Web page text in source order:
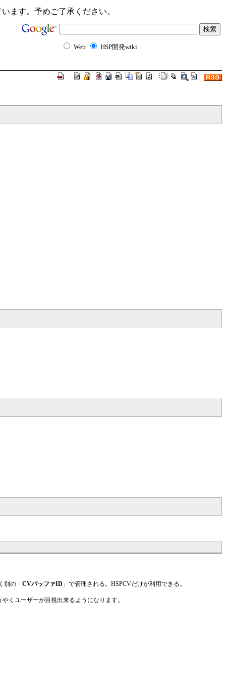
ます。予めご了承ください。
Web HSP開発wiki
別の「 CVバッファID 」で管理される。HSPCVだけが利用できる。
くユーザーが目視出来るようになります。